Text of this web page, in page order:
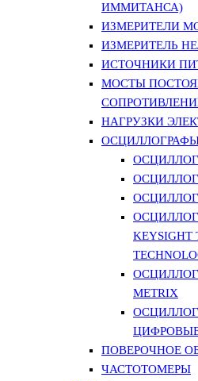
ИММИТАНСА)
ИЗМЕРИТЕЛИ
ИЗМЕРИТЕЛЬ
ИСТОЧНИКИ
МОСТЫ
НАГРУЗКИ
KEYSIGHT
METRIX
ПОВЕРОЧНОЕ
ЧАСТОТОМЕРЫ